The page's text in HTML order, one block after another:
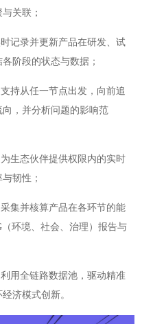
关联；
记录并更新产品在研发、试
阶段的状态与数据；
持从任一节点出发，向前追
，并分析问题的影响范
生态伙伴提供权限内的实时
韧性；
集并核算产品在各环节的能
环境、社会、治理）报告与
用全链路数据池，驱动精准
济模式创新。